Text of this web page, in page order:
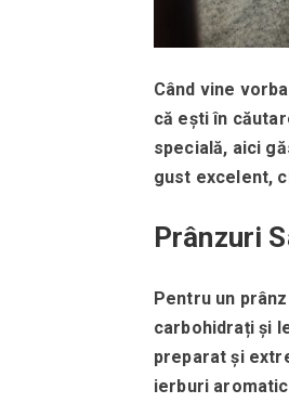
Când vine
că ești în
specială, aici
gust excelent,
Prânzuri
Pentru un
carbohidrați și
preparat și
ierburi